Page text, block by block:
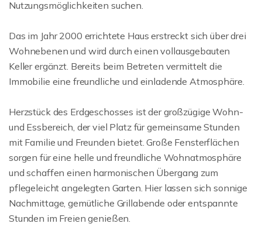
Nutzungsmöglichkeiten suchen.
Das im Jahr 2000 errichtete Haus erstreckt sich über drei
Wohnebenen und wird durch einen vollausgebauten
Keller ergänzt. Bereits beim Betreten vermittelt die
Immobilie eine freundliche und einladende Atmosphäre.
Herzstück des Erdgeschosses ist der großzügige Wohn-
und Essbereich, der viel Platz für gemeinsame Stunden
mit Familie und Freunden bietet. Große Fensterflächen
sorgen für eine helle und freundliche Wohnatmosphäre
und schaffen einen harmonischen Übergang zum
pflegeleicht angelegten Garten. Hier lassen sich sonnige
Nachmittage, gemütliche Grillabende oder entspannte
Stunden im Freien genießen.